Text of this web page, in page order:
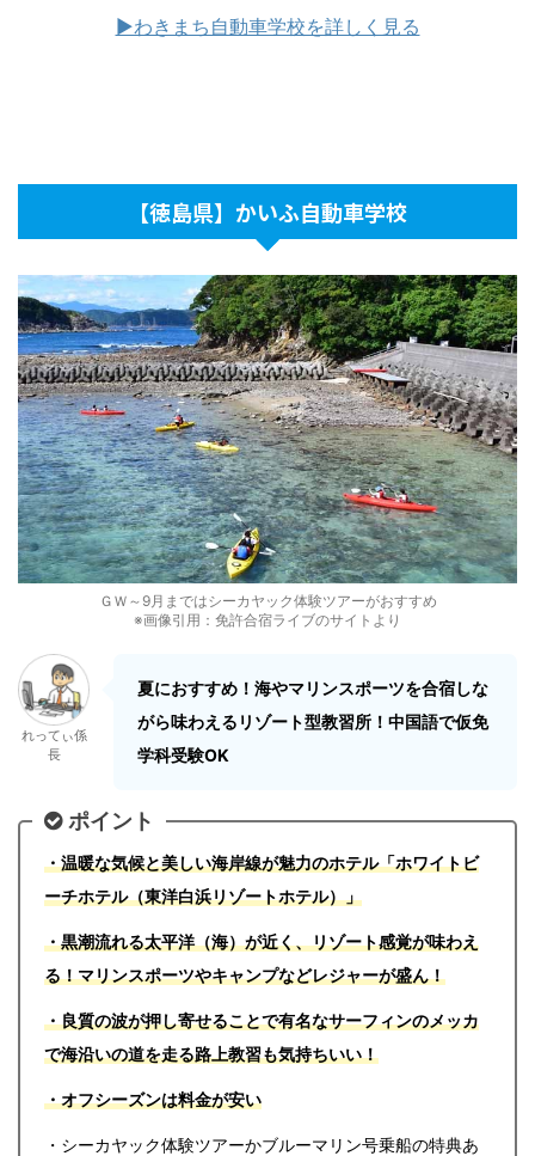
▶わきまち自動車学校を詳しく見る
【徳島県】かいふ自動車学校
ＧＷ～9月まではシーカヤック体験ツアーがおすすめ
※画像引用：免許合宿ライブのサイトより
れってぃ係
長
夏におすすめ！海やマリンスポーツを合宿しな
がら味わえるリゾート型教習所！中国語で仮免
学科受験OK
ポイント
・温暖な気候と美しい海岸線が魅力のホテル「ホワイトビ
ーチホテル（東洋白浜リゾートホテル）」
・黒潮流れる太平洋（海）が近く、リゾート感覚が味わえ
る！マリンスポーツやキャンプなどレジャーが盛ん！
・良質の波が押し寄せることで有名なサーフィンのメッカ
で海沿いの道を走る路上教習も気持ちいい！
・オフシーズンは料金が安い
・シーカヤック体験ツアーかブルーマリン号乗船の特典あ